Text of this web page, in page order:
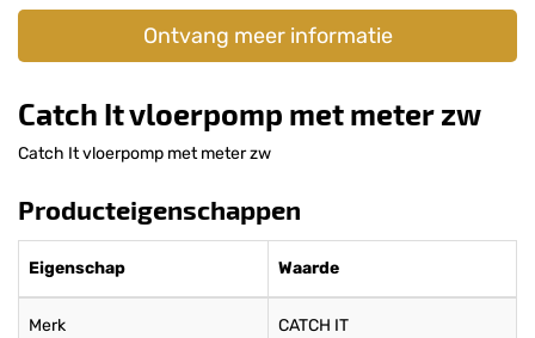
Ontvang meer informatie
Catch It vloerpomp met meter zw
Catch It vloerpomp met meter zw
Producteigenschappen
Eigenschap Waarde
Merk CATCH IT